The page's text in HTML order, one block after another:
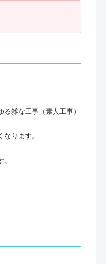
雑な工事（素人工事）
ります。